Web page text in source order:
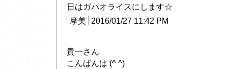
日はガパオライスにします☆
摩美
2016/01/27 11:42 PM
貴一さん
こんばんは (^ ^)